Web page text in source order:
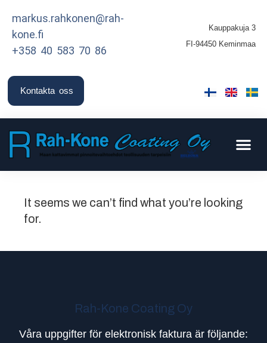
markus.rahkonen@rah-
kone.fi
+358 40 583 70 86
Kauppakuja 3
FI-94450 Keminmaa
Kontakta oss
It seems we can’t find what you’re looking
for.
Rah-Kone Coating Oy
Våra uppgifter för elektronisk faktura är följande: